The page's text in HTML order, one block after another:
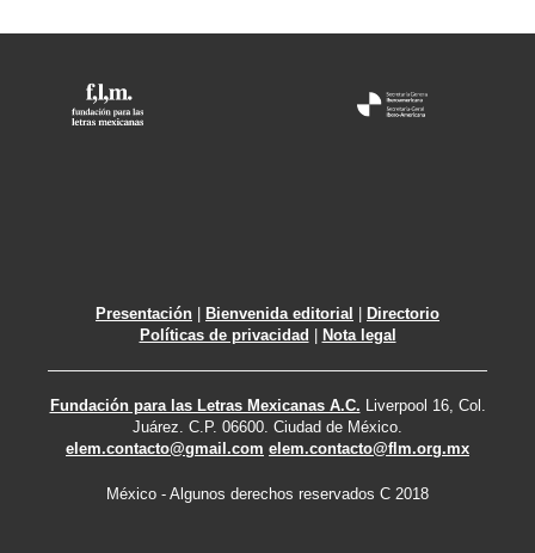
Presentación Bienvenida editorial
Directorio
Políticas de privacidad
Nota legal
Fundación para las Letras Mexicanas A.C. Liverpool 16, Col.
Juárez. C.P. 06600. Ciudad de México.
elem.contacto@gmail.com elem.contacto@flm.org.mx
México - Algunos derechos reservados C 2018